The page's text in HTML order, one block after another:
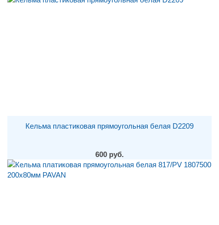
Кельма пластиковая прямоугольная белая D2209
600 руб.